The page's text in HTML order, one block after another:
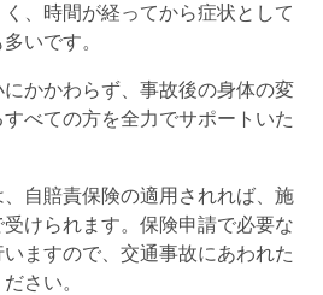
、時間が経ってから症状として
いです。
かかわらず、事故後の身体の変
べての方を全力でサポートいた
自賠責保険の適用されれば、施
けられます。保険申請で必要な
ますので、交通事故にあわれた
さい。